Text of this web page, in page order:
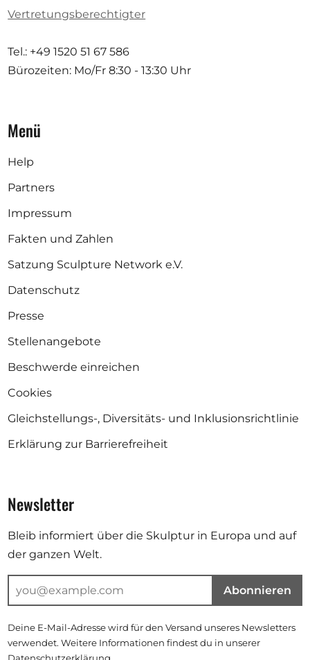
Vertretungsberechtigter
Tel.: +49 1520 51 67 586
Bürozeiten: Mo/Fr 8:30 - 13:30 Uhr
Menü
Help
Partners
Impressum
Fakten und Zahlen
Satzung Sculpture Network e.V.
Datenschutz
Presse
Stellenangebote
Beschwerde einreichen
Cookies
Gleichstellungs-, Diversitäts- und Inklusionsrichtlinie
Erklärung zur Barrierefreiheit
Newsletter
Bleib informiert über die Skulptur in Europa und auf
der ganzen Welt.
Abonnieren
Deine E-Mail-Adresse wird für den Versand unseres Newsletters
verwendet. Weitere Informationen findest du in unserer